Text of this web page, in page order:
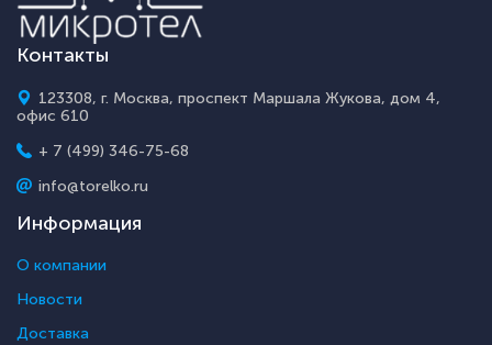
Контакты
123308, г. Москва, проспект Маршала Жукова, дом 4,
офис 610
+ 7 (499) 346-75-68
info@torelko.ru
Информация
О компании
Новости
Доставка